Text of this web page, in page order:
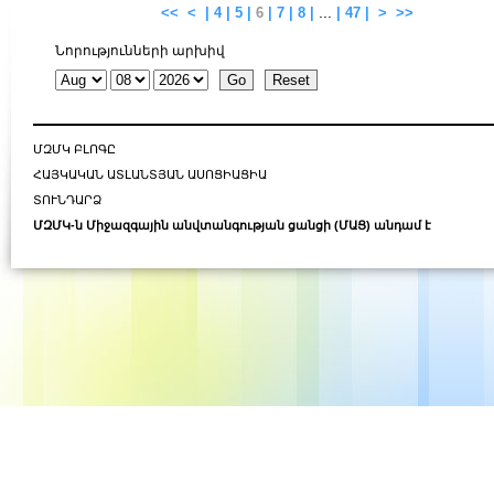
<< < 4 5 6 7 8 ... 47 > >>
Նորությունների արխիվ
ՄԶՄԿ ԲԼՈԳԸ
ՀԱՅԿԱԿԱՆ ԱՏԼԱՆՏՅԱՆ ԱՍՈՑԻԱՑԻԱ
ՏՈՒՆԴԱՐՁ
ՄԶՄԿ-ն Միջազգային անվտանգության ցանցի (ՄԱՑ) անդամ է